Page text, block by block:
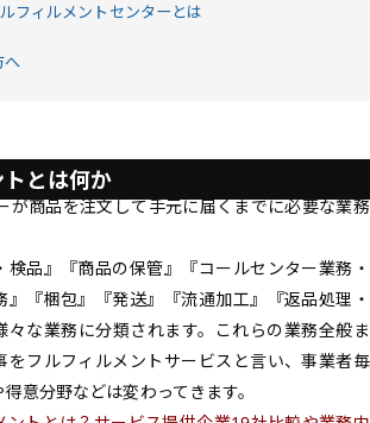
フィルメントセンターとは
へ
とは何か
が商品を注文して手元に届くまでに必要な業務
検品』『商品の保管』『コールセンター業務・
』『梱包』『発送』『流通加工』『返品処理・
々な業務に分類されます。これらの業務全般ま
をフルフィルメントサービスと言い、事業者毎
意分野などは変わってきます。